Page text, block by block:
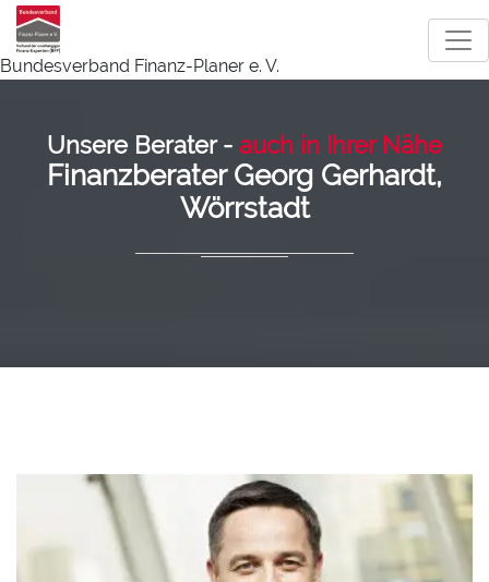
Bundesverband Finanz-Planer e. V.
Unsere Berater - auch in Ihrer Nähe
Finanzberater Georg Gerhardt,
Wörrstadt